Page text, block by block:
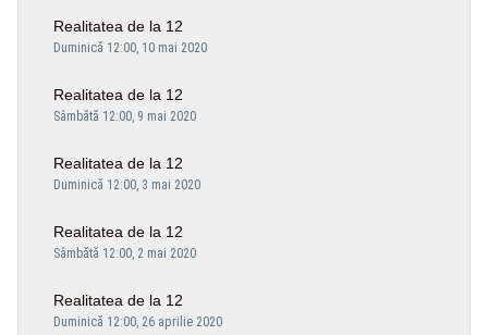
Realitatea de la 12
Duminică 12:00, 10 mai 2020
Realitatea de la 12
Sâmbătă 12:00, 9 mai 2020
Realitatea de la 12
Duminică 12:00, 3 mai 2020
Realitatea de la 12
Sâmbătă 12:00, 2 mai 2020
Realitatea de la 12
Duminică 12:00, 26 aprilie 2020